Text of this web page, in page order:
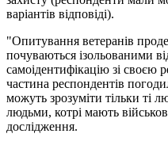
варіантів відповіді).
"Опитування ветеранів
почуваються ізольованими
самоідентифікацію зі
частина респондентів
можуть зрозуміти тільки ті
людьми, котрі мають
дослідження.